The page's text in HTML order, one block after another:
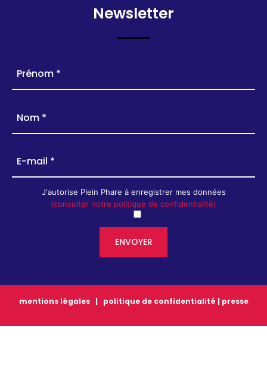
Newsletter
J'autorise Plein Phare à enregistrer mes données
(consulter notre politique de confidentialité)
mentions légales| politique de confidentialité | presse